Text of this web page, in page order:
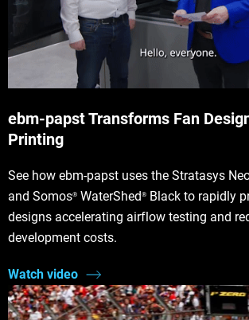
ebm‑papst Transforms Fan
Printing
See how ebm-papst uses the Stratasys
and Somos® WaterShed ®
Black to rapidly
designs accelerating airflow testing and
development costs.
Watch video